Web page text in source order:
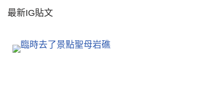
最新IG貼文